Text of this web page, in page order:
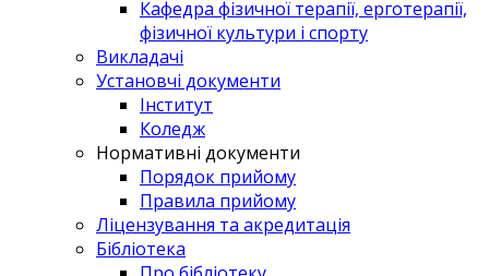
Кафедра фізичної терапії, ерготерапії,
фізичної культури і спорту
Викладачі
Установчі документи
Інститут
Коледж
Нормативні документи
Порядок прийому
Правила прийому
Ліцензування та акредитація
Бібліотека